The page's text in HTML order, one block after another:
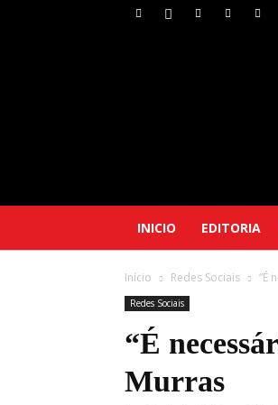
INICIO EDITORIA
Início Redes Sociais “É
Redes Sociais
“É
Murras